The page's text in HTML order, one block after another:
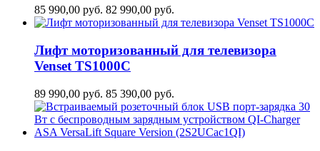
85 990,00 руб. 82 990,00 руб.
Лифт моторизованный для телевизора
Venset TS1000C
89 990,00 руб. 85 390,00 руб.